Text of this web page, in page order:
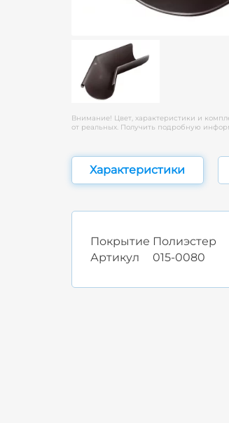
Внимание! Цвет, характеристики и
от реальных. Получить подробную
Характеристики
Покрытие Полиэстер
Артикул
015-0080